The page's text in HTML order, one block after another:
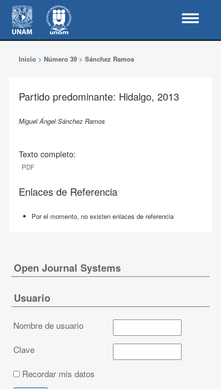
Inicio> Número 39> Sánchez Ramos
Partido predominante: Hidalgo, 2013
Miguel Ángel Sánchez Ramos
Texto completo:
PDF
Enlaces de Referencia
Por el momento, no existen enlaces de referencia
Open Journal Systems
Usuario
Nombre de usuario
Clave
Recordar mis datos